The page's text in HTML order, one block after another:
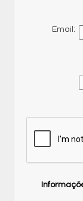
Email: